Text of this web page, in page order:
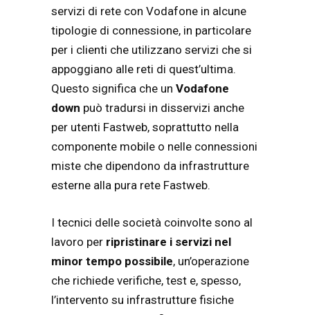
servizi di rete con Vodafone in alcune
tipologie di connessione, in particolare
per i clienti che utilizzano servizi che si
appoggiano alle reti di quest’ultima.
Questo significa che un Vodafone
down può tradursi in disservizi anche
per utenti Fastweb, soprattutto nella
componente mobile o nelle connessioni
miste che dipendono da infrastrutture
esterne alla pura rete Fastweb.
I tecnici delle società coinvolte sono al
lavoro per ripristinare i servizi nel
minor tempo possibile, un’operazione
che richiede verifiche, test e, spesso,
l’intervento su infrastrutture fisiche